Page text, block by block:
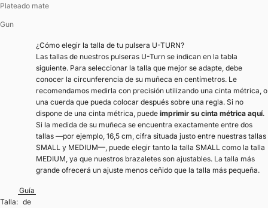
Plateado mate
Gun
Talla:
Guía
de
¿Cómo elegir la talla de tu pulsera U-TURN?
Las tallas de nuestros pulseras U-Turn se indican en la tabla
siguiente. Para seleccionar la talla que mejor se adapte, debe
conocer la circunferencia de su muñeca en centímetros. Le
recomendamos medirla con precisión utilizando una cinta métrica, o
una cuerda que pueda colocar después sobre una regla. Si no
dispone de una cinta métrica, puede imprimir su cinta métrica aquí.
Si la medida de su muñeca se encuentra exactamente entre dos
tallas —por ejemplo, 16,5 cm, cifra situada justo entre nuestras tallas
SMALL y MEDIUM—, puede elegir tanto la talla SMALL como la talla
MEDIUM, ya que nuestros brazaletes son ajustables. La talla más
grande ofrecerá un ajuste menos ceñido que la talla más pequeña.